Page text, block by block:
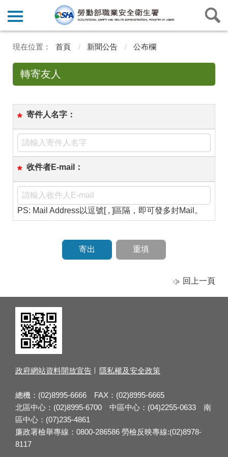
首頁 新聞公告 公布欄
轉寄友人
* 寄件人名字：
* 收件者E-mail：
PS: Mail Address以逗號[ , ]區隔，即可發多封Mail。
回上一頁
政府網站資料開放宣告 隱私權及安全政策
總機：(02)8995-6666 FAX：(02)8995-6665
北區中心：(02)8995-6700 中區中心：(04)2255-0633 南
區中心：(07)235-4861
廉政署檢舉專線：0800-286586 勞檢反映專線:(02)8978-
8117